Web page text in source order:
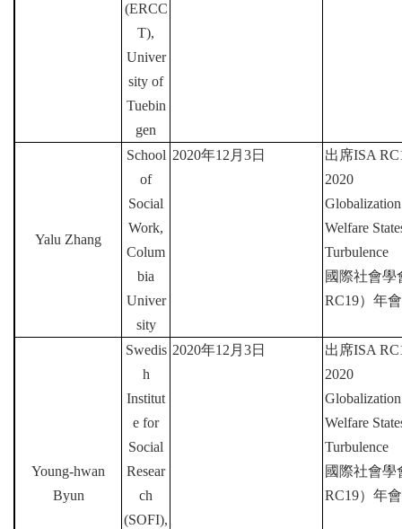
(ERCC
T),
Univer
sity of
Tuebin
gen
Yalu Zhang
School
of
Social
Work,
Colum
bia
Univer
sity
2020年12 月 3日 出席ISA
2020
Welfare
Turbulence
國際社會學
RC19）年會
Young-hwan
Byun
Swedis
h
Institut
e for
Social
Resear
ch
(SOFI),
2020年12 月 3日 出席ISA
2020
Welfare
Turbulence
國際社會學
RC19）年會